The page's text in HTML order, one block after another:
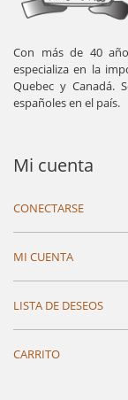
Con más de 40
especializa en la
Quebec y Canadá.
españoles en el país.
Mi cuenta
CONECTARSE
MI CUENTA
LISTA DE DESEOS
CARRITO